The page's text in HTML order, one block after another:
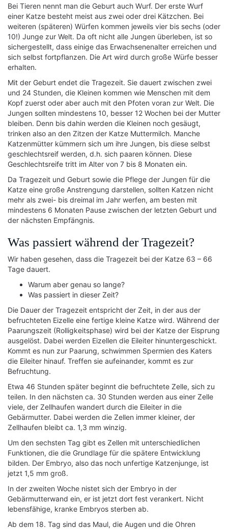
Bei Tieren nennt man die Geburt auch Wurf. Der erste Wurf
einer Katze besteht meist aus zwei oder drei Kätzchen. Bei
weiteren (späteren) Würfen kommen jeweils vier bis sechs (oder
10!) Junge zur Welt. Da oft nicht alle Jungen überleben, ist so
sichergestellt, dass einige das Erwachsenenalter erreichen und
sich selbst fortpflanzen. Die Art wird durch große Würfe besser
erhalten.
Mit der Geburt endet die Tragezeit. Sie dauert zwischen zwei
und 24 Stunden, die Kleinen kommen wie Menschen mit dem
Kopf zuerst oder aber auch mit den Pfoten voran zur Welt. Die
Jungen sollten mindestens 10, besser 12 Wochen bei der Mutter
bleiben. Denn bis dahin werden die Kleinen noch gesäugt,
trinken also an den Zitzen der Katze Muttermilch. Manche
Katzenmütter kümmern sich um ihre Jungen, bis diese selbst
geschlechtsreif werden, d.h. sich paaren können. Diese
Geschlechtsreife tritt im Alter von 7 bis 8 Monaten ein.
Da Tragezeit und Geburt sowie die Pflege der Jungen für die
Katze eine große Anstrengung darstellen, sollten Katzen nicht
mehr als zwei- bis dreimal im Jahr werfen, am besten mit
mindestens 6 Monaten Pause zwischen der letzten Geburt und
der nächsten Empfängnis.
Was passiert während der Tragezeit?
Wir haben gesehen, dass die Tragezeit bei der Katze 63 – 66
Tage dauert.
Warum aber genau so lange?
Was passiert in dieser Zeit?
Die Dauer der Tragezeit entspricht der Zeit, in der aus der
befruchteten Eizelle eine fertige kleine Katze wird. Während der
Paarungszeit (Rolligkeitsphase) wird bei der Katze der Eisprung
ausgelöst. Dabei werden Eizellen die Eileiter hinuntergeschickt.
Kommt es nun zur Paarung, schwimmen Spermien des Katers
die Eileiter hinauf. Treffen sie aufeinander, kommt es zur
Befruchtung.
Etwa 46 Stunden später beginnt die befruchtete Zelle, sich zu
teilen. In den nächsten ca. 30 Stunden werden aus einer Zelle
viele, der Zellhaufen wandert durch die Eileiter in die
Gebärmutter. Dabei werden die Zellen immer kleiner, der
Zellhaufen bleibt ca. 1,3 mm winzig.
Um den sechsten Tag gibt es Zellen mit unterschiedlichen
Funktionen, die die Grundlage für die spätere Entwicklung
bilden. Der Embryo, also das noch unfertige Katzenjunge, ist
jetzt 1,5 mm groß.
In der zweiten Woche nistet sich der Embryo in der
Gebärmutterwand ein, er ist jetzt dort fest verankert. Nicht
lebensfähige, kranke Embryos sterben ab.
Ab dem 18. Tag sind das Maul, die Augen und die Ohren